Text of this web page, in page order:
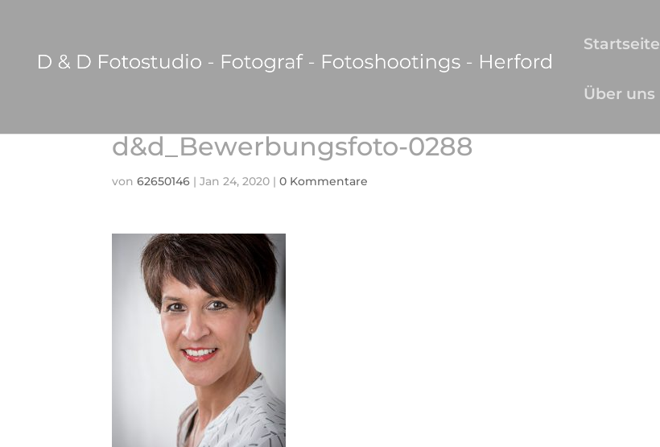
Startseite
Über uns
d&d_Bewerbungsfoto-0288
von 62650146 | Jan 24, 2020 | 0 Kommentare